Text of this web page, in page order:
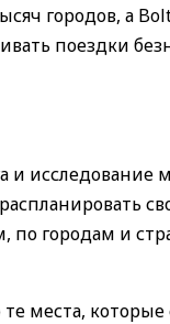
городов, а
поездки
и исследование
по городам и
места, которые